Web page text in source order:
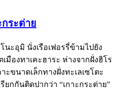
กระต่าย
นะอุมิ นั่งเรือเฟอรรี่ข้ามไปยัง
มืองทาเคะฮาระ ห่างจากฝั่งฮิโร
ะขนาดเล็กทางฝั่งทะเลเซโตะ
ยกกันติดปากว่า “เกาะกระต่าย”